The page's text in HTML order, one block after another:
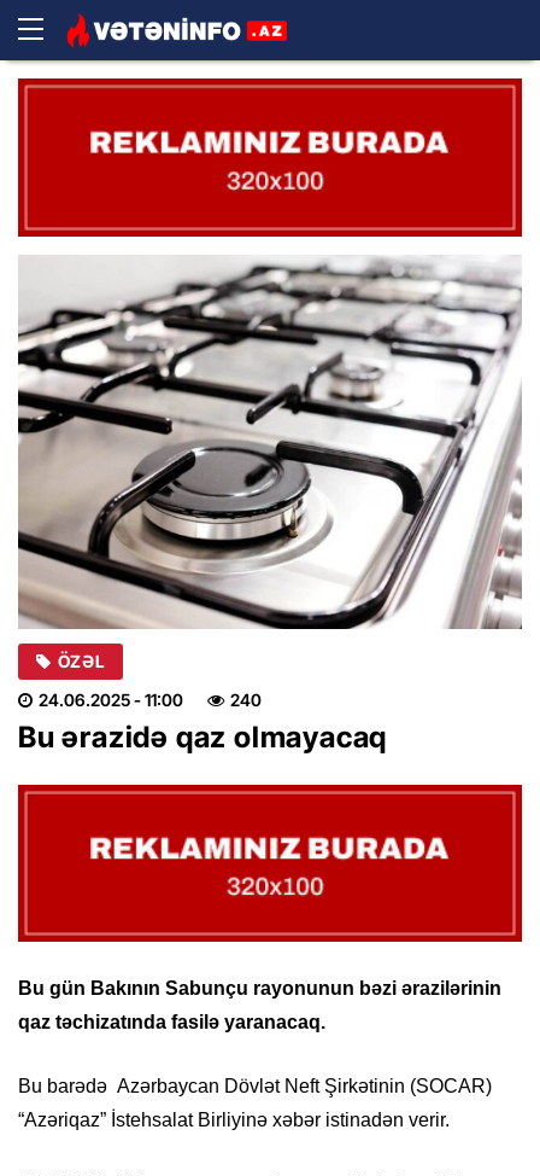
ÖZƏL
24.06.2025- 11:00 240
Bu ərazidə qaz olmayacaq
Bu gün Bakının Sabunçu rayonunun bəzi ərazilərinin
qaz təchizatında fasilə yaranacaq.
Bu barədə Azərbaycan Dövlət Neft Şirkətinin (SOCAR)
“Azəriqaz” İstehsalat Birliyinə xəbər istinadən verir.